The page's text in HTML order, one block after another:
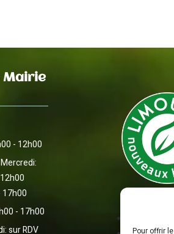
Pour offrir
Mairie
- 12h00
17h00
- 17h00
sur RDV